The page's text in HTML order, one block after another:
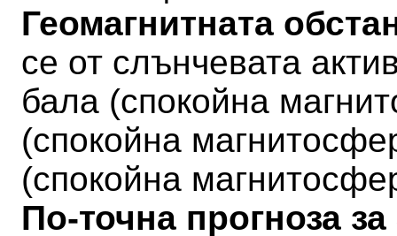
Геомагнитната
се от слънчевата
бала (спокойна
(спокойна
(спокойна
По-точна прогноза